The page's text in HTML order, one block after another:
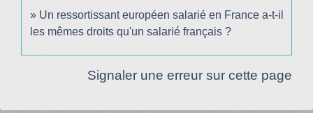
Un ressortissant européen salarié en France a-t-il
les mêmes droits qu'un salarié français ?
Signaler une erreur sur cette page